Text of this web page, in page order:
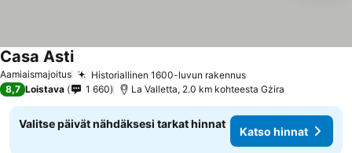
Aamiaismajoitus Historiallinen 1600-luvun rakennus
Casa Asti
8,7 Loistava 1 660 La Valletta, 2.0 km kohteesta Gżira
Valitse päivät nähdäksesi tarkat hinnat
Katso hinnat